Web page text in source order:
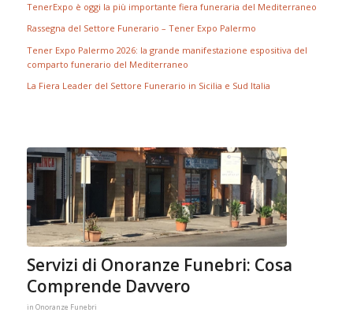
TenerExpo è oggi la più importante fiera funeraria del Mediterraneo
Rassegna del Settore Funerario – Tener Expo Palermo
Tener Expo Palermo 2026: la grande manifestazione espositiva del
comparto funerario del Mediterraneo
La Fiera Leader del Settore Funerario in Sicilia e Sud Italia
Servizi di Onoranze Funebri: Cosa
Comprende Davvero
in Onoranze Funebri